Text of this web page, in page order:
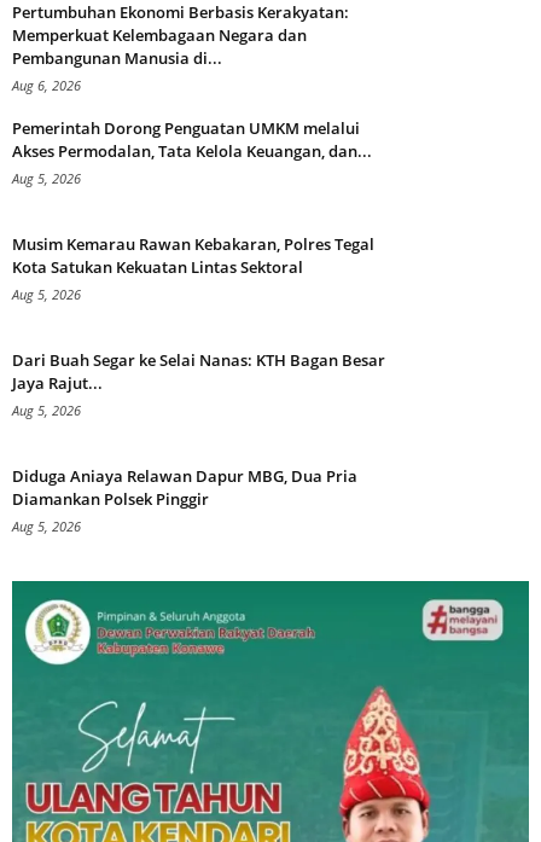
Pertumbuhan Ekonomi Berbasis Kerakyatan:
Memperkuat Kelembagaan Negara dan
Pembangunan Manusia di...
Aug 6, 2026
Pemerintah Dorong Penguatan UMKM melalui
Akses Permodalan, Tata Kelola Keuangan, dan...
Aug 5, 2026
Musim Kemarau Rawan Kebakaran, Polres Tegal
Kota Satukan Kekuatan Lintas Sektoral
Aug 5, 2026
Dari Buah Segar ke Selai Nanas: KTH Bagan Besar
Jaya Rajut...
Aug 5, 2026
Diduga Aniaya Relawan Dapur MBG, Dua Pria
Diamankan Polsek Pinggir
Aug 5, 2026